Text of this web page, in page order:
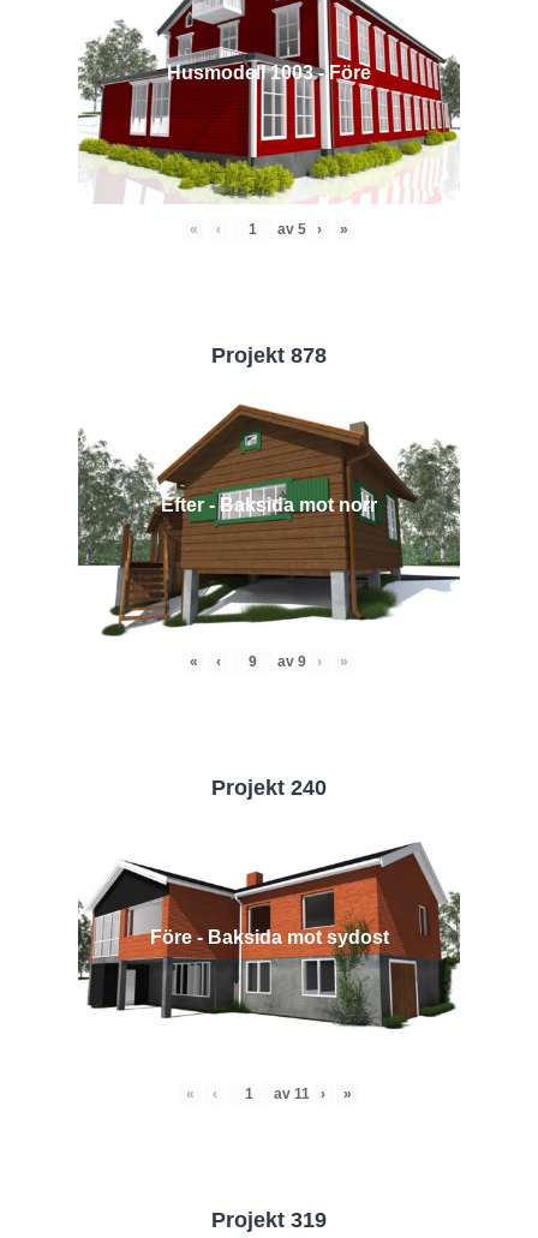
Husmodell 1003 - Före
« ‹ av 5 › »
Projekt 878
Efter - Baksida mot norr
« ‹ av 9 › »
Projekt 240
Före - Baksida mot sydost
« ‹ av 11 › »
Projekt 319